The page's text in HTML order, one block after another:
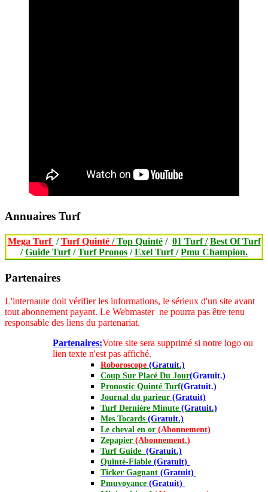
Annuaires Turf
Mega Turf /Turf Quinté /Top Quinté/ 01 Turf / Best Of Turf
/Guide Turf/Turf Pronos /Exel Turf/Pmu Champion.
Partenaires
L'internaute doit vérifier les informations, le sérieux d'un site avant
tout abonnement payant. Le Webmaster ne pourra pas être tenu
responsable des liens du partenariat.
Partenaires:Votre site sera supprimé si notre logo ou
lien texte n'est pas affiché.
Roboroscope (Gratuit.)
Coup Sur Placé Du Jour(Gratuit.)
Pronostic Quinté Turf(Gratuit.)
Journal du parieur (Gratuit)
Turf Dernière Minute (Gratuit.)
Mes Tocards (Gratuit.)
Le cheval en or (Abonnement)
Zepapier (Abonnement.)
Turf Guide (Gratuit.)
Quinté-Fiable (Gratuit)
Ticker Gagnant (Gratuit)
Pmuvoyance (Gratuit)